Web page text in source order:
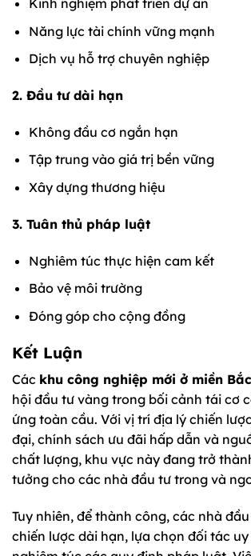
Kinh nghiệm phát triển dự án
Năng lực tài chính vững mạnh
Dịch vụ hỗ trợ chuyên nghiệp
2. Đầu tư dài hạn
Không đầu cơ ngắn hạn
Tập trung vào giá trị bền vững
Xây dựng thương hiệu
3. Tuân thủ pháp luật
Nghiêm túc thực hiện cam kết
Bảo vệ môi trường
Đóng góp cho cộng đồng
Kết Luận
Các khu công nghiệp mới ở miền Bắc
hội đầu tư vàng trong bối cảnh tái cơ
ứng toàn cầu. Với vị trí địa lý chiến
đại, chính sách ưu đãi hấp dẫn và
chất lượng, khu vực này đang trở
tưởng cho các nhà đầu tư trong và
Tuy nhiên, để thành công, các nhà
chiến lược dài hạn, lựa chọn đối tác